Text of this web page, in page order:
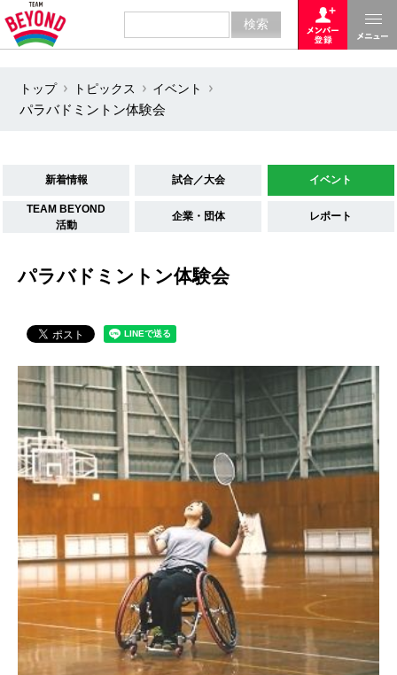
トップ トピックス
イベント
パラバドミントン体験会
新着情報 試合／大会 イベント
TEAM BEYOND
活動
企業・団体 レポート
パラバドミントン体験会